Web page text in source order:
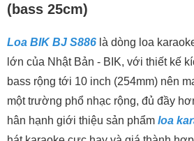
(bass 25cm)
Loa BIK BJ S886 là dòng loa
lớn của Nhật Bản - BIK, với thiết kế
bass rộng tới 10 inch (254mm) nên
một trường phổ nhạc rộng, đủ đầy
hân hạnh giới thiệu sản phẩm loa